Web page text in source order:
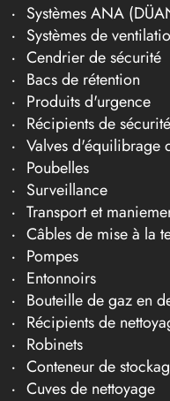
Systèmes ANA
Systèmes de
Cendrier de sécurité
Bacs de rétention
Produits d'urgence
Récipients de sécurité
Valves d'équilibrage
Poubelles
Surveillance
Transport et
Câbles de mise à la
Pompes
Entonnoirs
Bouteille de gaz en
Récipients de
Robinets
Conteneur de
Cuves de nettoyage